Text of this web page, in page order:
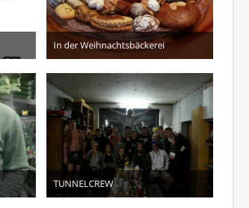
In der Weihnachtsbäckerei
24. Dezember 2017
6
TUNNELCREW
15. Mai 2016